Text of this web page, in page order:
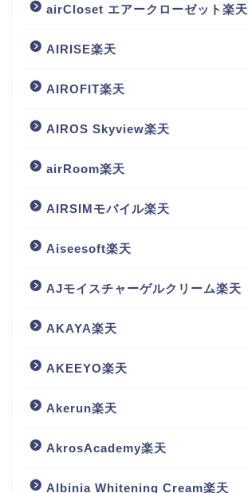
airCloset エアークローゼット楽天
AIRISE楽天
AIROFIT楽天
AIROS Skyview楽天
airRoom楽天
AIRSIMモバイル楽天
Aiseesoft楽天
AJモイスチャーゲルクリーム楽天
AKAYA楽天
AKEEYO楽天
Akerun楽天
AkrosAcademy楽天
Albinia Whitening Cream楽天